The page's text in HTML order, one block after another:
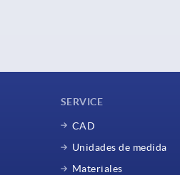
SERVICE
CAD
Unidades de medida
Materiales